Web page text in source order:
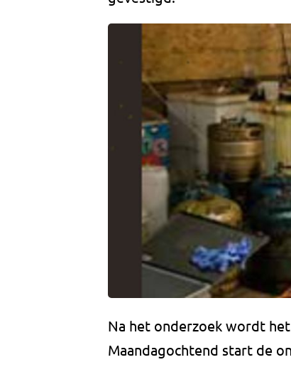
Na het onderzoek wordt
Maandagochtend start de